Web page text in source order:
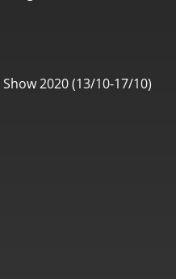
2020 (13/10-17/10)